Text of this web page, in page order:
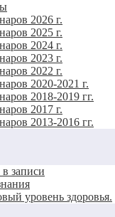
2026 г.
2025 г.
2024 г.
2023 г.
2022 г.
2020-2021 г.
2018-2019 гг.
2017 г.
2013-2016 гг.
записи
уровень здоровья.